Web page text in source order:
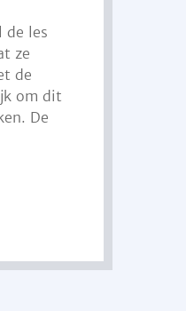
de les
ze
de
om dit
De